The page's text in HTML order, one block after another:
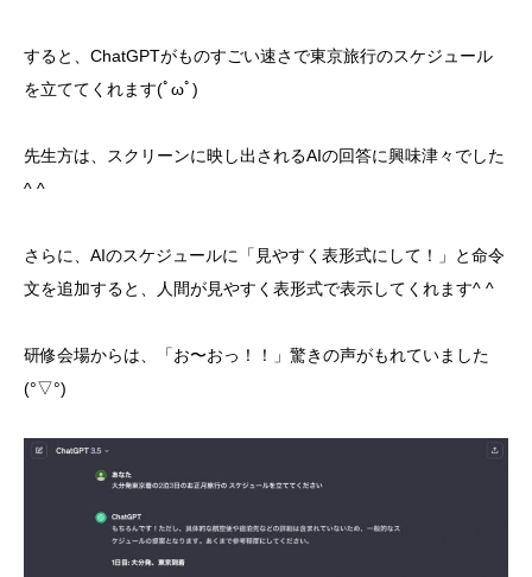
すると、ChatGPTがものすごい速さで東京旅行のスケジュール
を立ててくれます(ﾟωﾟ)
先生方は、スクリーンに映し出されるAIの回答に興味津々でした
^ ^
さらに、AIのスケジュールに「見やすく表形式にして！」と命令
文を追加すると、人間が見やすく表形式で表示してくれます^ ^
研修会場からは、「お〜おっ！！」驚きの声がもれていました
(°▽°)